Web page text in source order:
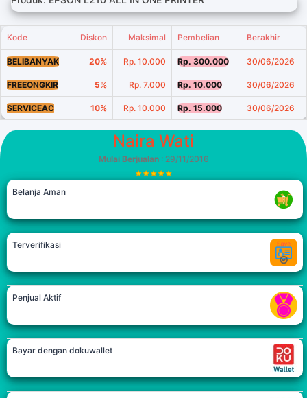
Kode Diskon Maksimal Pembelian Berakhir
BELIBANYAK 20% Rp. 10.000 Rp. 300.000 30/06/2026
FREEONGKIR 5% Rp. 7.000 Rp. 10.000 30/06/2026
SERVICEAC 10% Rp. 10.000 Rp. 15.000 30/06/2026
Naira Wati
Mulai Berjualan: 29/11/2016
Belanja Aman
Terverifikasi
Penjual Aktif
Bayar dengan dokuwallet